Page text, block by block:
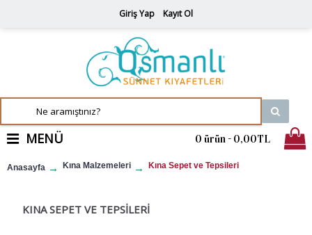
Giriş Yap Kayıt Ol
0 ürün - 0,00TL
MENÜ
Anasayfa Kına Malzemeleri Kına Sepet ve Tepsileri
KINA SEPET VE TEPSILERI